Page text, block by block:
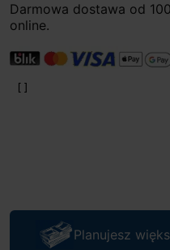
Darmowa dostawa od
online.
Planujesz